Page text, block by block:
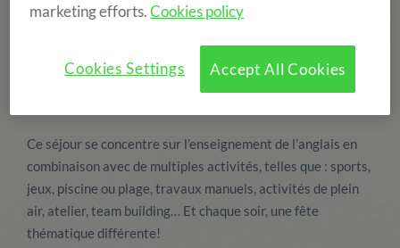
Ce séjour se concentre sur l’enseignement de l’anglais en
combinaison avec de multiples activités, telles que : sports,
jeux, piscine ou plage, travaux manuels, activités de plein
air, atelier, team building… Et chaque soir, une fête
thématique différente!
marketing efforts.Cookies policy
Accept All Cookies
Cookies Settings